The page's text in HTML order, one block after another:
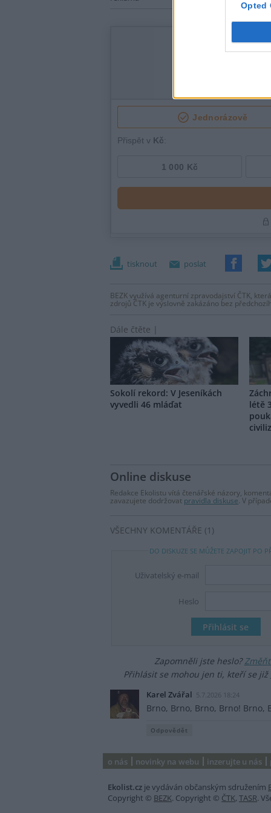
Opted
tisknout poslat
BEZK využívá agenturní zpravodajství ČTK,
zdrojů ČTK je výslovně zakázáno bez
Dále čtěte |
Sokolí rekord: V Jeseníkách
vyvedli 46 mláďat
létě
Online diskuse
Redakce Ekolistu vítá čtenářské názory,
zavazujete dodržovat pravidla diskuse. V
VŠECHNY KOMENTÁŘE (1)
DO DISKUZE SE MŮŽETE ZAPOJIT PO
Uživatelský e-mail
Heslo
Zapomněli jste heslo?
Přihlásit se mohou jen ti, kteří se již
Karel Zvářal 5.7.2026 18:24
Brno, Brno, Brno, Brno! Brno,
Odpovědět
o nás novinky na webu inzerujte u nás
Ekolist.cz je vydáván občanským sdružením
Copyright © BEZK. Copyright © ČTK, TASR.